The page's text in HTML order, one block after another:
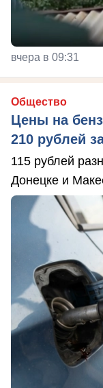
вчера в 09:31
Общество
Цены на
210 рублей
115 рублей
Донецке и